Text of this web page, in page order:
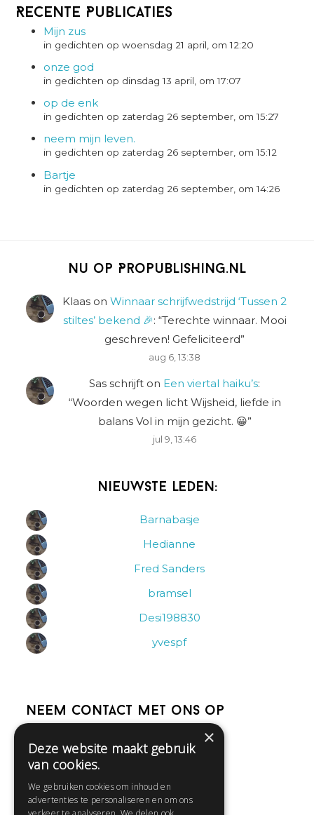
Recente Publicaties
Mijn zus
in gedichten op woensdag 21 april, om 12:20
onze god
in gedichten op dinsdag 13 april, om 17:07
op de enk
in gedichten op zaterdag 26 september, om 15:27
neem mijn leven.
in gedichten op zaterdag 26 september, om 15:12
Bartje
in gedichten op zaterdag 26 september, om 14:26
Nu op Propublishing.nl
Klaas on Winnaar schrijfwedstrijd ‘Tussen 2
stiltes’ bekend 🎉: “Terechte winnaar. Mooi
geschreven! Gefeliciteerd”
aug 6, 13:38
Sas schrijft on Een viertal haiku’s:
“Woorden wegen licht Wijsheid, liefde in
balans Vol in mijn gezicht. 😀”
jul 9, 13:46
Nieuwste leden:
Barnabasje
Hedianne
Fred Sanders
bramsel
Desi198830
yvespf
Neem contact met ons op
Help
Contact
Huisregels
×
Deze website maakt gebruik
van cookies.
We gebruiken cookies om inhoud en
advertenties te personaliseren en om ons